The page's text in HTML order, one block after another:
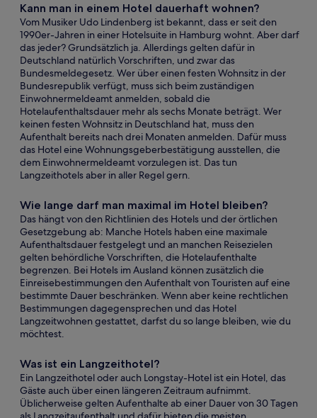
Kann man in einem Hotel dauerhaft wohnen?
Vom Musiker Udo Lindenberg ist bekannt, dass er seit den
1990er-Jahren in einer Hotelsuite in Hamburg wohnt. Aber darf
das jeder? Grundsätzlich ja. Allerdings gelten dafür in
Deutschland natürlich Vorschriften, und zwar das
Bundesmeldegesetz. Wer über einen festen Wohnsitz in der
Bundesrepublik verfügt, muss sich beim zuständigen
Einwohnermeldeamt anmelden, sobald die
Hotelaufenthaltsdauer mehr als sechs Monate beträgt. Wer
keinen festen Wohnsitz in Deutschland hat, muss den
Aufenthalt bereits nach drei Monaten anmelden. Dafür muss
das Hotel eine Wohnungsgeberbestätigung ausstellen, die
dem Einwohnermeldeamt vorzulegen ist. Das tun
Langzeithotels aber in aller Regel gern.
Wie lange darf man maximal im Hotel bleiben?
Das hängt von den Richtlinien des Hotels und der örtlichen
Gesetzgebung ab: Manche Hotels haben eine maximale
Aufenthaltsdauer festgelegt und an manchen Reisezielen
gelten behördliche Vorschriften, die Hotelaufenthalte
begrenzen. Bei Hotels im Ausland können zusätzlich die
Einreisebestimmungen den Aufenthalt von Touristen auf eine
bestimmte Dauer beschränken. Wenn aber keine rechtlichen
Bestimmungen dagegensprechen und das Hotel
Langzeitwohnen gestattet, darfst du so lange bleiben, wie du
möchtest.
Was ist ein Langzeithotel?
Ein Langzeithotel oder auch Longstay-Hotel ist ein Hotel, das
Gäste auch über einen längeren Zeitraum aufnimmt.
Üblicherweise gelten Aufenthalte ab einer Dauer von 30 Tagen